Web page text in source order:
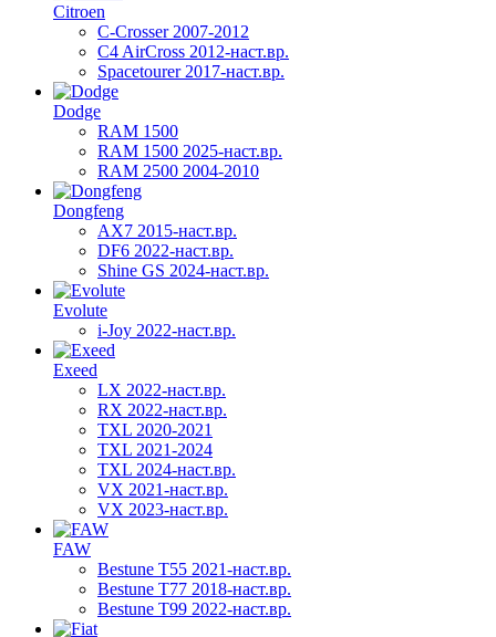
Citroen
C-Crosser 2007-2012
C4 AirCross 2012-наст.вр.
Spacetourer 2017-наст.вр.
Dodge
RAM 1500
RAM 1500 2025-наст.вр.
RAM 2500 2004-2010
Dongfeng
AX7 2015-наст.вр.
DF6 2022-наст.вр.
Shine GS 2024-наст.вр.
Evolute
i-Joy 2022-наст.вр.
Exeed
LX 2022-наст.вр.
RX 2022-наст.вр.
TXL 2020-2021
TXL 2021-2024
TXL 2024-наст.вр.
VX 2021-наст.вр.
VX 2023-наст.вр.
FAW
Bestune T55 2021-наст.вр.
Bestune T77 2018-наст.вр.
Bestune T99 2022-наст.вр.